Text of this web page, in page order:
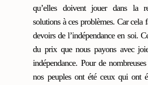
qu’elles doivent jouer dans la
solutions à ces problèmes. Car cela
devoirs de l’indépendance en soi.
du prix que nous payons avec
indépendance. Pour de
nos peuples ont été ceux qui ont